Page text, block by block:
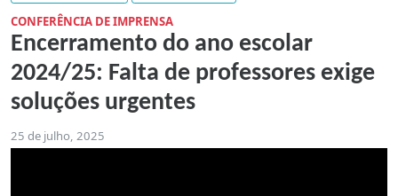
CONFERÊNCIA DE IMPRENSA
Encerramento do ano escolar
2024/25: Falta de professores exige
soluções urgentes
25 de julho, 2025